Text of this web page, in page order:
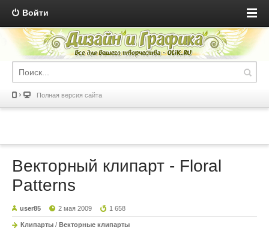
Войти
Полная версия сайта
Векторный клипарт - Floral
Patterns
user85 2 мая 2009 1 658
Клипарты / Векторные клипарты